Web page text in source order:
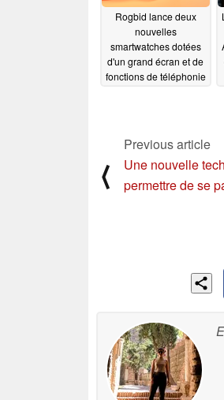
Rogbid lance deux
nouvelles
smartwatches dotées
d'un grand écran et de
fonctions de téléphonie
⟨
Previous article
Une nouvelle
permettre de se